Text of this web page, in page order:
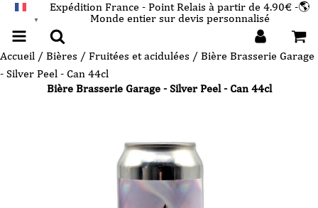
▼
Expédition France - Point Relais à partir de 4.90€ -🌎
Monde entier sur devis personnalisé
Accueil / Bières / Fruitées et acidulées / Bière Brasserie Garage
- Silver Peel - Can 44cl
Bière Brasserie Garage - Silver Peel - Can 44cl